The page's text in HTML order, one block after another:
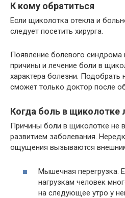
К кому обратиться
Если щиколотка отекла и
следует посетить хирурга.
Появление болевого
причины и лечение боли в
характера болезни.
сможет только доктор после
Когда боль в щиколотке
Причины боли в щиколотке не
развитием заболевания.
ощущения вызываются
Мышечная перегрузка.
нагрузкам человек
на следующее утро у